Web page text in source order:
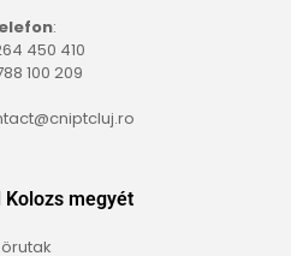
:
450 410
100 209
Kolozs megyét